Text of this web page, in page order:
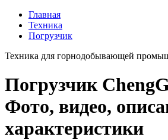
Главная
Техника
Погрузчик
Техника для горнодобывающей
Погрузчик
Фото, видео,
характеристики